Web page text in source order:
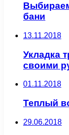
бани
13.11.2018
Укладка
своими
01.11.2018
Теплый
29.06.2018